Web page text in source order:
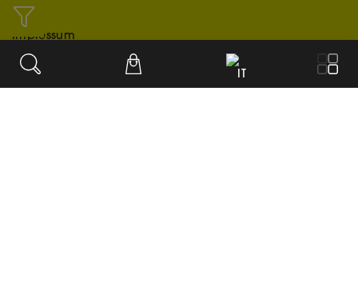
INFO
Impressum
Credit/Acknowledgment